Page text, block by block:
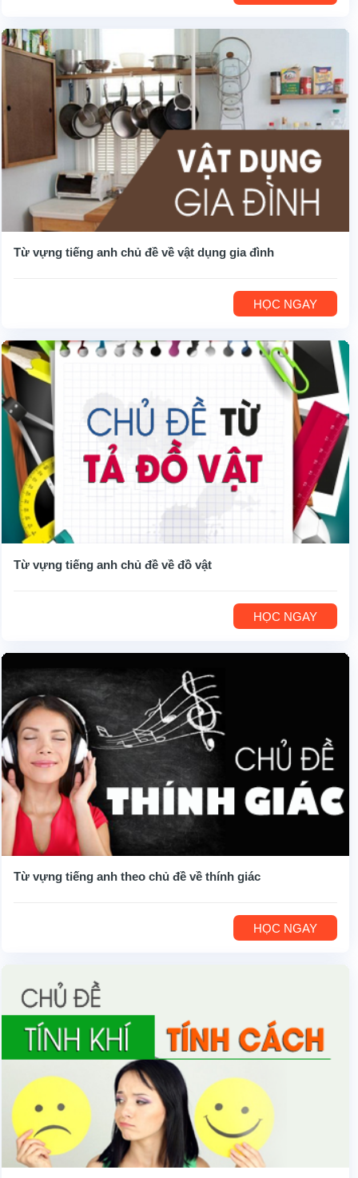
Từ vựng tiếng anh chủ đề về vật dụng gia đình
HỌC NGAY
Từ vựng tiếng anh chủ đề về đồ vật
HỌC NGAY
Từ vựng tiếng anh theo chủ đề về thính giác
HỌC NGAY